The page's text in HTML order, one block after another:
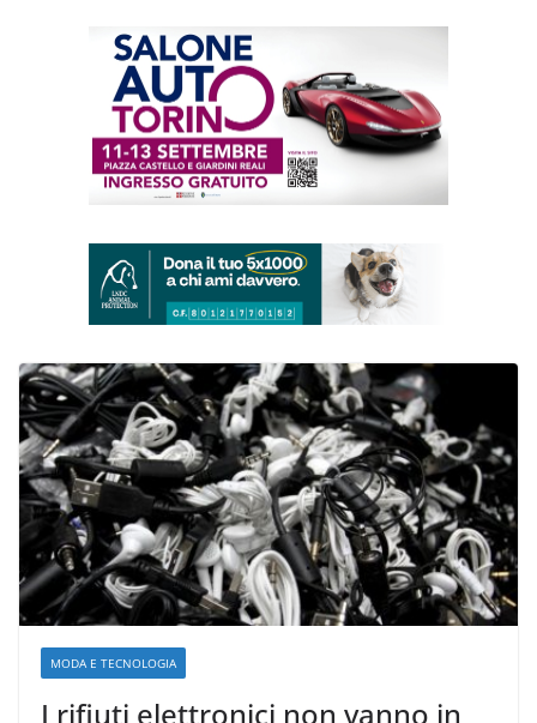
MODA E TECNOLOGIA
I rifiuti elettronici non vanno in